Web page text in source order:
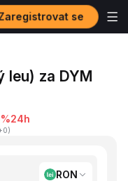
se
leu) za DYM
24h
)
RON